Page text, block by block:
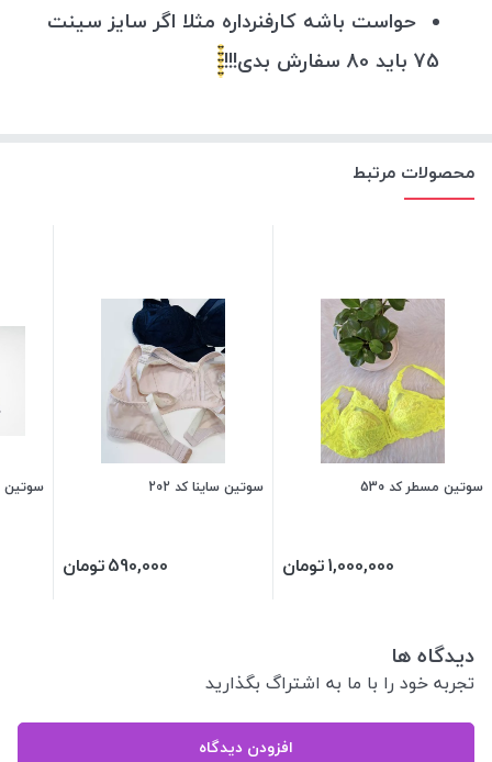
حواست باشه کارفنرداره مثلا اگر سایز سینت
75 باید 80 سفارش بدی!!!
محصولات مرتبط
سوتین مسطر کد 530
1,000,000تومان
سوتین ساینا کد 202
590,000تومان
سوتین
دیدگاه ها
تجربه خود را با ما به اشتراگ بگذارید
افزودن دیدگاه